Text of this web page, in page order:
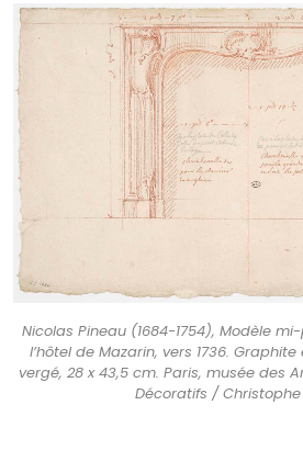
Nicolas Pineau (1684-1754), Modèle
l’hôtel de Mazarin, vers 1736.
vergé, 28 x 43,5 cm. Paris, musée des
Décoratifs / Christophe